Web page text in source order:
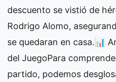
descuento se vistió de
Rodrigo Alomo,
se quedaran en casa. ​📊
del Juego ​Para
partido, podemos